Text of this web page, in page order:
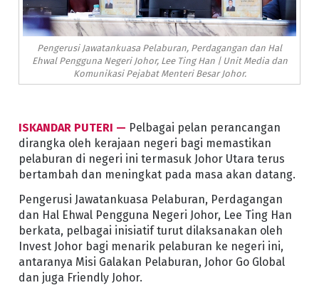
Pengerusi Jawatankuasa Pelaburan, Perdagangan dan Hal
Ehwal Pengguna Negeri Johor, Lee Ting Han | Unit Media dan
Komunikasi Pejabat Menteri Besar Johor.
ISKANDAR PUTERI — Pelbagai pelan perancangan
dirangka oleh kerajaan negeri bagi memastikan
pelaburan di negeri ini termasuk Johor Utara terus
bertambah dan meningkat pada masa akan datang.
Pengerusi Jawatankuasa Pelaburan, Perdagangan
dan Hal Ehwal Pengguna Negeri Johor, Lee Ting Han
berkata, pelbagai inisiatif turut dilaksanakan oleh
Invest Johor bagi menarik pelaburan ke negeri ini,
antaranya Misi Galakan Pelaburan, Johor Go Global
dan juga Friendly Johor.